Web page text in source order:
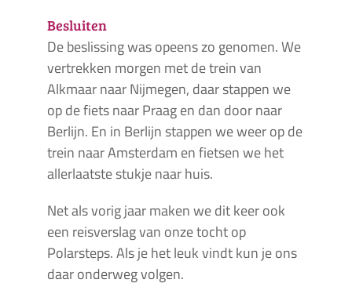
Besluiten
De beslissing was opeens zo genomen. We
vertrekken morgen met de trein van
Alkmaar naar Nijmegen, daar stappen we
op de fiets naar Praag en dan door naar
Berlijn. En in Berlijn stappen we weer op de
trein naar Amsterdam en fietsen we het
allerlaatste stukje naar huis.
Net als vorig jaar maken we dit keer ook
een reisverslag van onze tocht op
Polarsteps. Als je het leuk vindt kun je ons
daar onderweg volgen.